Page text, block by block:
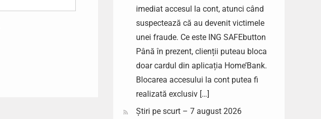
imediat accesul la cont, atunci când
suspectează că au devenit victimele
unei fraude. Ce este ING SAFEbutton
Până în prezent, clienții puteau bloca
doar cardul din aplicația Home’Bank.
Blocarea accesului la cont putea fi
realizată exclusiv […]
Știri pe scurt – 7 august 2026